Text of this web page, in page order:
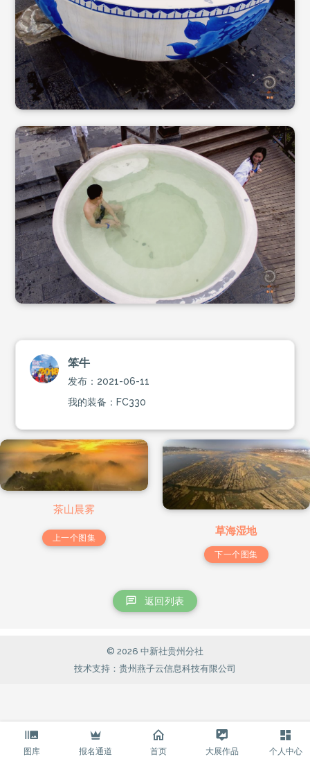
笨牛
发布：2021-06-11
我的装备：FC330
茶山晨雾
上一个图集
草海湿地
下一个图集
返回列表
© 2026 中新社贵州分社
技术支持：贵州燕子云信息科技有限公司
图库 报名通道 首页 大展作品 个人中心